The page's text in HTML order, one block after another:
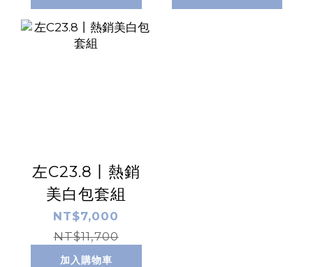
左C23.8丨熱銷
美白包套組
NT$7,000
NT$11,700
加入購物車